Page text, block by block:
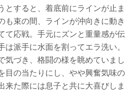
とすると、着底前にラインが止ま
も束の間、ラインが沖向きに動き
て応戦。手元にズンと重量感が伝
は派手に水面を割ってエラ洗い。
気づき、格闘の様を眺めていまし
目の当たりにし、やや興奮気味の
来た際には息子と共に大喜びしま